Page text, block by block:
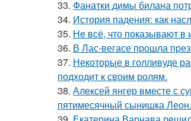
33. Фанатки димы билана
34. История падения: как
35. Не всё, что показывают в
36. В Лас-вегасе прошла
37. Некоторые в голливуде
подходит к своим ролям.
38. Алексей янгер вместе с
пятимесячный сынишка Леон.